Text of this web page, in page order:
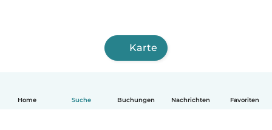
Home Suche Buchungen Nachrichten Favoriten
Karte